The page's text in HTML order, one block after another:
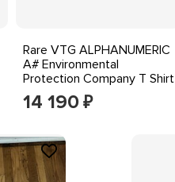
Rare VTG ALPHANUMERIC
A# Environmental
Protection Company T Shirt
2000s Red SZ L
14 190 ₽